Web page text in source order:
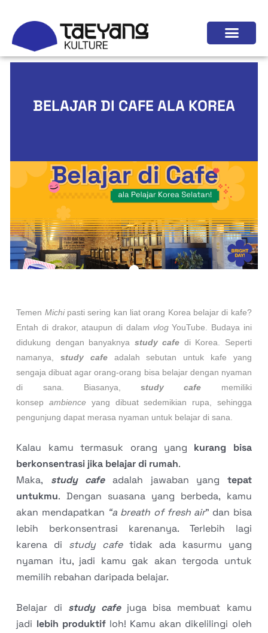
BELAJAR DI CAFE ALA KOREA
Temen Michipasti sering kan liat orang Korea belajar di kafe?
Entah di drakor, ataupun di dalam vlogYouTube. Budaya ini
didukung dengan banyaknya study cafe di Korea. Seperti
namanya,study cafeadalah sebutan untuk kafe yang
sengaja dibuat agar orang-orang bisa belajar dengan nyaman
di sana. Biasanya,study cafe memiliki
konsepambience yang dibuat sedemikian rupa, sehingga
pengunjung dapat merasa nyaman untuk belajar di sana.
Kalau kamu termasuk orang yang kurang bisa
berkonsentrasi jika belajar di rumah.
Maka, study cafeadalah jawaban yang tepat
untukmu. Dengan suasana yang berbeda, kamu
akan mendapatkan “a breath of fresh air” dan bisa
lebih berkonsentrasi karenanya. Terlebih lagi
karena di study cafetidak ada kasurmu yang
nyaman itu, jadi kamu gak akan tergoda untuk
memilih rebahan daripada belajar.
Belajar di study cafejuga bisa membuat kamu
jadi lebih produktifloh! Kamu akan dikelilingi oleh